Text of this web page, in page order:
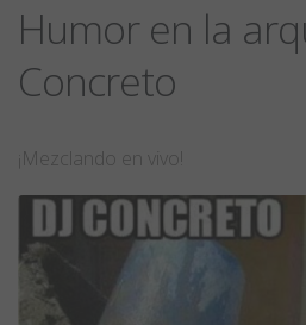
Humor en la
Concreto
¡Mezclando en vivo!